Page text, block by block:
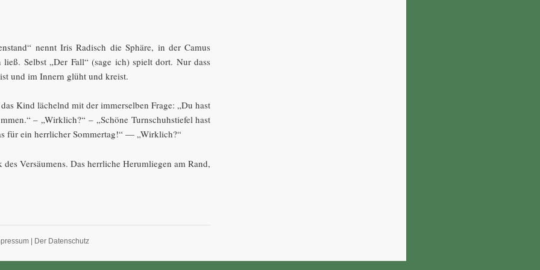
nennt Iris Radisch die Sphäre, in der Camus
ließ. Selbst „Der Fall“ (sage ich) spielt dort. Nur dass
und im Innern glüht und kreist.
Kind lächelnd mit der immerselben Frage: „Du hast
– „Wirklich?“ – „Schöne Turnschuhstiefel hast
für ein herrlicher Sommertag!“ — „Wirklich?“
Versäumens. Das herrliche Herumliegen am Rand,
| Der Datenschutz